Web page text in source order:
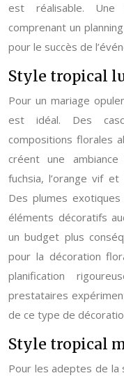
est réalisable. Une
comprenant un
pour le succès de
Style tropical
Pour un mariage
est idéal. Des
compositions florales
créent une
fuchsia, l’orange vif
Des plumes
éléments décoratifs
un budget plus
pour la décoration
planification
prestataires
de ce type de
Style tropical
Pour les adeptes de la